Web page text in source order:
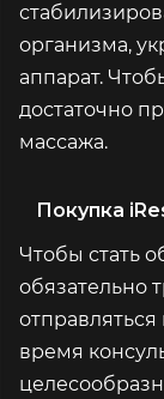
организма,
аппарат.
достаточно
массажа.
Покупка
Чтобы стать
обязательно
время